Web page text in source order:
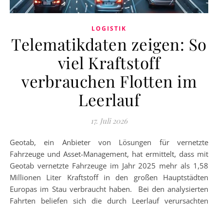
LOGISTIK
Telematikdaten zeigen: So
viel Kraftstoff
verbrauchen Flotten im
Leerlauf
17. Juli 2026
Geotab, ein Anbieter von Lösungen für vernetzte
Fahrzeuge und Asset-Management, hat ermittelt, dass mit
Geotab vernetzte Fahrzeuge im Jahr 2025 mehr als 1,58
Millionen Liter Kraftstoff in den großen Hauptstädten
Europas im Stau verbraucht haben. Bei den analysierten
Fahrten beliefen sich die durch Leerlauf verursachten